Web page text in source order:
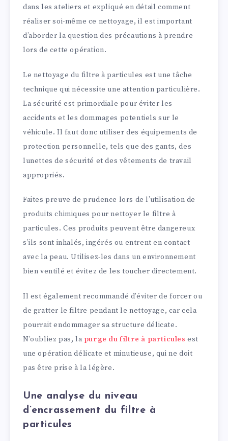
dans les ateliers et expliqué en détail comment
réaliser soi-même ce nettoyage, il est important
d’aborder la question des précautions à prendre
lors de cette opération.
Le nettoyage du filtre à particules est une tâche
technique qui nécessite une attention particulière.
La sécurité est primordiale pour éviter les
accidents et les dommages potentiels sur le
véhicule. Il faut donc utiliser des équipements de
protection personnelle, tels que des gants, des
lunettes de sécurité et des vêtements de travail
appropriés.
Faites preuve de prudence lors de l’utilisation de
produits chimiques pour nettoyer le filtre à
particules. Ces produits peuvent être dangereux
s’ils sont inhalés, ingérés ou entrent en contact
avec la peau. Utilisez-les dans un environnement
bien ventilé et évitez de les toucher directement.
Il est également recommandé d’éviter de forcer ou
de gratter le filtre pendant le nettoyage, car cela
pourrait endommager sa structure délicate.
N’oubliez pas, la purge du filtre à particules est
une opération délicate et minutieuse, qui ne doit
pas être prise à la légère.
Une analyse du niveau
d’encrassement du filtre à
particules